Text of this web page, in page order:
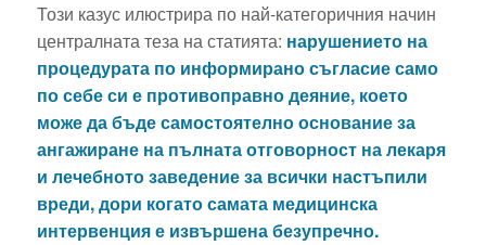
Този казус илюстрира по най-категоричния начин
централната теза на статията: нарушението на
процедурата по информирано съгласие само
по себе си е противоправно деяние, което
може да бъде самостоятелно основание за
ангажиране на пълната отговорност на лекаря
и лечебното заведение за всички настъпили
вреди, дори когато самата медицинска
интервенция е извършена безупречно.